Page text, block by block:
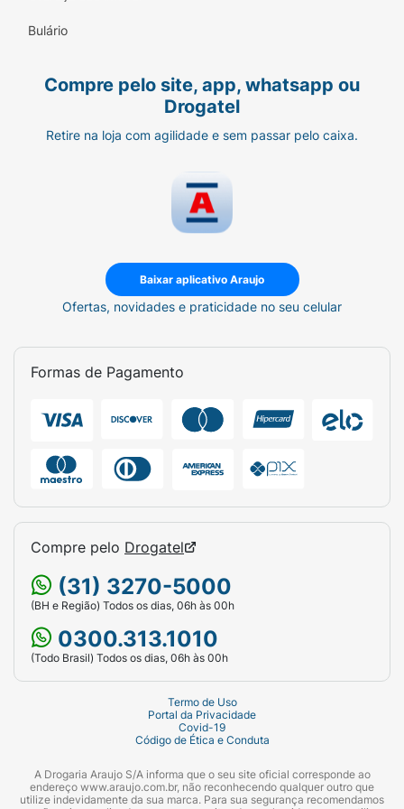
Bulário
Compre pelo site, app, whatsapp ou
Drogatel
Retire na loja com agilidade e sem passar pelo caixa.
Baixar aplicativo Araujo
Ofertas, novidades e praticidade no seu celular
Formas de Pagamento
Compre pelo Drogatel
(31) 3270-5000
(BH e Região) Todos os dias, 06h às 00h
0300.313.1010
(Todo Brasil) Todos os dias, 06h às 00h
Termo de Uso
Portal da Privacidade
Covid-19
Código de Ética e Conduta
A Drogaria Araujo S/A informa que o seu site oficial corresponde ao
endereço www.araujo.com.br, não reconhecendo qualquer outro que
utilize indevidamente da sua marca. Para sua segurança recomendamos